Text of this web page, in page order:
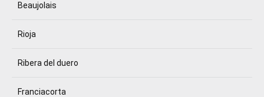
Beaujolais
Rioja
Ribera del duero
Franciacorta